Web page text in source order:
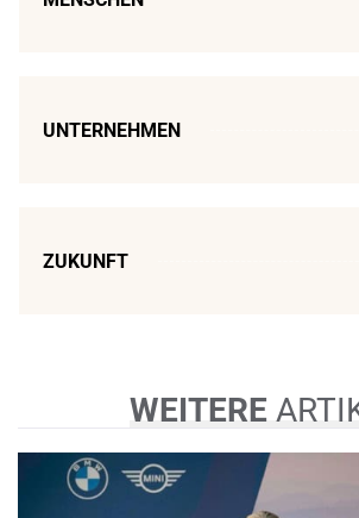
UNTERNEHMEN
ZUKUNFT
WEITERE